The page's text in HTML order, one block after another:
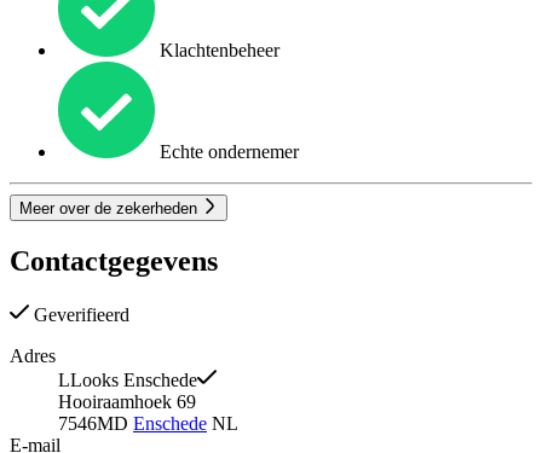
Klachtenbeheer
Echte ondernemer
Meer over de zekerheden
Contactgegevens
Geverifieerd
Adres
LLooks Enschede
Hooiraamhoek 69
7546MD Enschede NL
E-mail